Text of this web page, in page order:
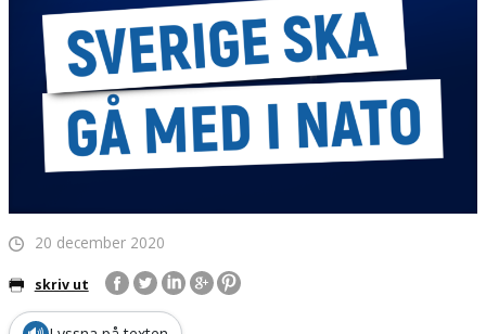
20 december 2020
skriv ut